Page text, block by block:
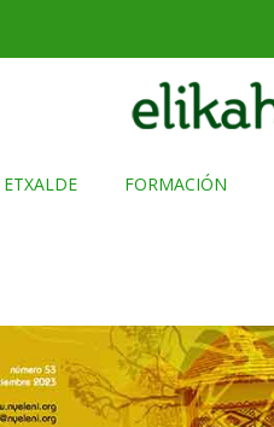
ETXALDE FORMACIÓN